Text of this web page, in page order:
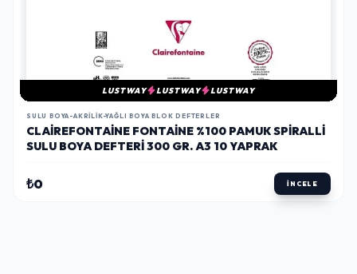
LUSTWAY LUSTWAY LUSTWAY
SULU BOYA-AKRILIK-YAĞLI BOYA BLOK DEFTERLER
CLAIREFONTAINE FONTAINE %100 PAMUK SPIRALLI
SULU BOYA DEFTERI 300 GR. A3 10 YAPRAK
₺0 İNCELE